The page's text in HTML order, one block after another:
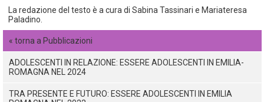
La redazione del testo è a cura di Sabina Tassinari e Mariateresa
Paladino.
« torna a Pubblicazioni
ADOLESCENTI IN RELAZIONE: ESSERE ADOLESCENTI IN EMILIA-
ROMAGNA NEL 2024
TRA PRESENTE E FUTURO: ESSERE ADOLESCENTI IN EMILIA